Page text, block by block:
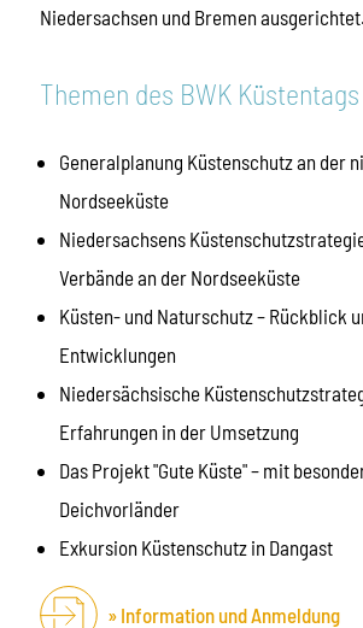
Niedersachsen und Bremen ausgerichtet.
Themen des BWK Küstentags
Generalplanung Küstenschutz an der
Nordseeküste
Niedersachsens
Verbände an der Nordseeküste
Küsten- und Naturschutz – Rückblick
Entwicklungen
Niedersächsische
Erfahrungen in der Umsetzung
Das Projekt "Gute Küste" – mit
Deichvorländer
Exkursion Küstenschutz in Dangast
Information und Anmeldung